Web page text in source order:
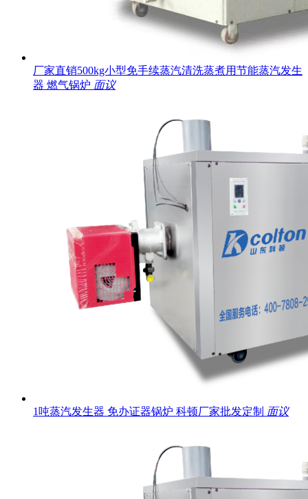
厂家直销500kg小型免手续蒸汽清洗蒸煮用节能蒸汽发生
器 燃气锅炉 面议
1吨蒸汽发生器 免办证器锅炉 科顿厂家批发定制 面议